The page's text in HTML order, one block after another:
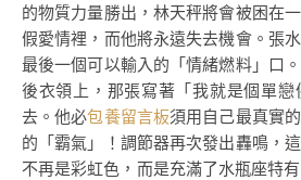
的物質力量勝出，林天秤將會被困在
假愛情裡，而他將永遠失去機會。張
最後一個可以輸入的「情緒燃料」口
後衣領上，那張寫著「我就是個單
去。他必包養留言板須用自己最真實
的「霸氣」！調節器再次發出轟鳴，
不再是彩虹色，而是充滿了水瓶座特